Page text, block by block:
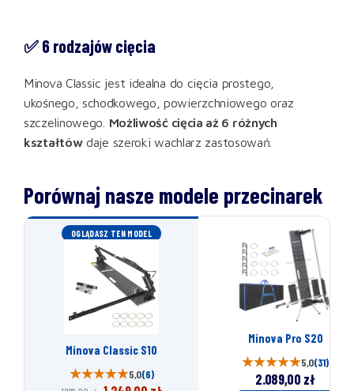
✅ 6 rodzajów cięcia
Minova Classic jest idealna do cięcia prostego,
ukośnego, schodkowego, powierzchniowego oraz
szczelinowego. Możliwość cięcia aż 6 różnych
kształtówdaje szeroki wachlarz zastosowań.
Porównaj nasze modele przecinarek
OGLĄDASZ TEN MODEL
Minova Classic S10
5,0(6)
Minova Pro S20
5,0(31)
2.089,00 zł